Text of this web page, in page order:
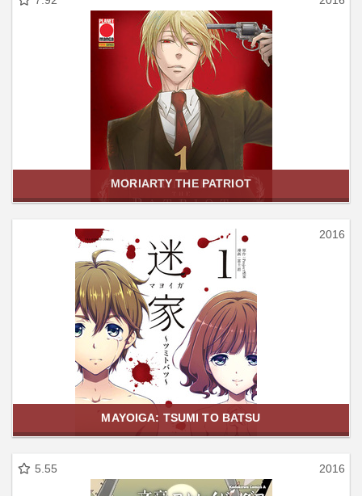
MORIARTY THE PATRIOT
2016
MAYOIGA: TSUMI TO BATSU
5.55 2016